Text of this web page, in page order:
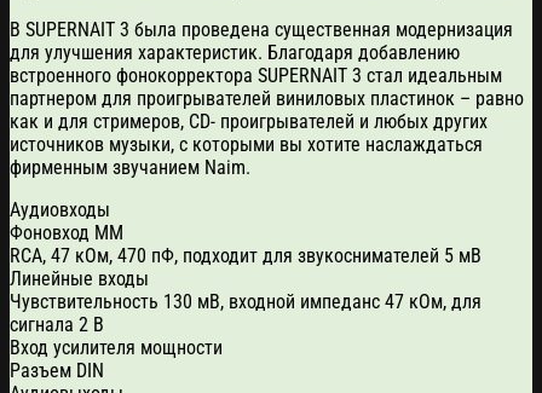
В SUPERNAIT 3 была проведена существенная модернизация
для улучшения характеристик. Благодаря добавлению
встроенного фонокорректора SUPERNAIT 3 стал идеальным
партнером для проигрывателей виниловых пластинок – равно
как и для стримеров, CD- проигрывателей и любых других
источников музыки, с которыми вы хотите наслаждаться
фирменным звучанием Naim.
Аудиовходы
Фоновход ММ
RCA, 47 кОм, 470 пФ, подходит для звукоснимателей 5 мВ
Линейные входы
Чувствительность 130 мВ, входной импеданс 47 кОм, для
сигнала 2 В
Вход усилителя мощности
Разъем DIN